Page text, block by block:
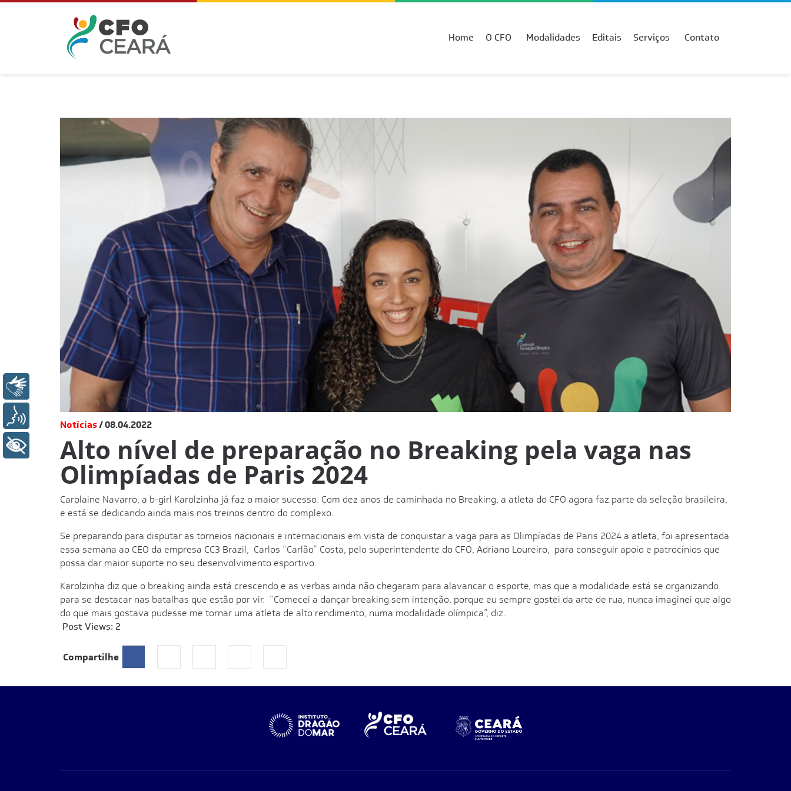
Home O CFO Modalidades Editais Serviços Contato
Notícias 08.04.2022
Alto nível de preparação no Breaking pela vaga nas
Olimpíadas de Paris 2024
Carolaine Navarro, a b-girl Karolzinha já faz o maior sucesso. Com dez anos de caminhada no Breaking, a atleta do CFO agora faz parte da seleção brasileira,
e está se dedicando ainda mais nos treinos dentro do complexo.
Se preparando para disputar as torneios nacionais e internacionais em vista de conquistar a vaga para as Olimpíadas de Paris 2024 a atleta, foi apresentada
essa semana ao CEO da empresa CC3 Brazil, Carlos “Carlão” Costa, pelo superintendente do CFO, Adriano Loureiro, para conseguir apoio e patrocínios que
possa dar maior suporte no seu desenvolvimento esportivo.
Karolzinha diz que o breaking ainda está crescendo e as verbas ainda não chegaram para alavancar o esporte, mas que a modalidade está se organizando
para se destacar nas batalhas que estão por vir. “Comecei a dançar breaking sem intenção, porque eu sempre gostei da arte de rua, nunca imaginei que algo
do que mais gostava pudesse me tornar uma atleta de alto rendimento, numa modalidade olímpica”, diz.
Post Views: 2
Compartilhe
+ Acessibilidade